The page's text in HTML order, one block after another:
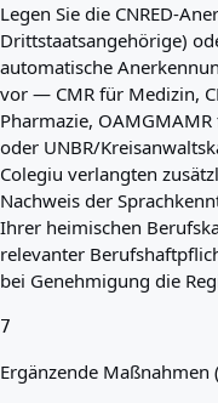
Legen Sie die CNRED-
Drittstaatsangehörige)
automatische
vor — CMR für Medizin,
Pharmazie,
oder UNBR/
Colegiu verlangten
Nachweis der
Ihrer heimischen
relevanter
bei Genehmigung die
7
Ergänzende